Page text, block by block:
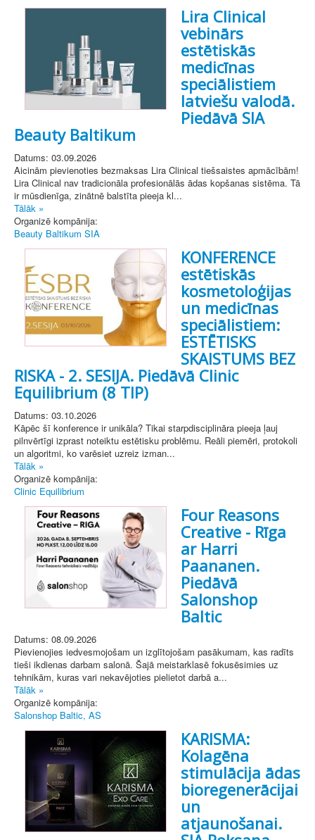
Lira Clinical
vebinārs
estētiskās
medicīnas
speciālistiem
latviešu valodā.
Piedāvā SIA
Beauty Baltikum
Datums: 03.09.2026
Aicinām pievienoties bezmaksas Lira Clinical tiešsaistes apmācībām!
Lira Clinical nav tradicionāla profesionālās ādas kopšanas sistēma. Tā
ir mūsdienīga, zinātnē balstīta pieeja kl...
Tālāk »
Organizē kompānija:
Beauty Baltikum SIA
KONFERENCE
estētiskās
kosmetoloģijas
un medicīnas
speciālistiem:
ESTĒTISKS
SKAISTUMS BEZ
RISKA - 2. SESIJA. Piedāvā Clinic
Equilibrium (8 TIP)
Datums: 03.10.2026
Kāpēc šī konference ir unikāla? Tikai starpdisciplināra pieeja ļauj
pilnvērtīgi izprast noteiktu estētisku problēmu. Reāli piemēri, protokoli
un algoritmi, ko varēsiet uzreiz izman...
Tālāk »
Organizē kompānija:
Clinic Equilibrium
Four Reasons
Creative - Rīga
ar Harri
Paananen.
Piedāvā
Salonshop
Baltic
Datums: 08.09.2026
Pievienojies iedvesmojošam un izglītojošam pasākumam, kas radīts
tieši ikdienas darbam salonā. Šajā meistarklasē fokusēsimies uz
tehnikām, kuras vari nekavējoties pielietot darbā a...
Tālāk »
Organizē kompānija:
Salonshop Baltic, AS
KARISMA:
Kolagēna
stimulācija ādas
bioregenerācijai
un
atjaunošanai.